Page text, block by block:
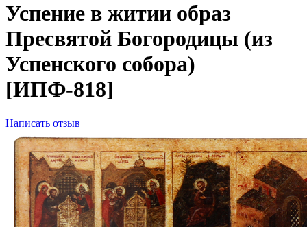
Успение в житии образ
Пресвятой Богородицы (из
Успенского собора)
[ИПФ-818]
Написать отзыв